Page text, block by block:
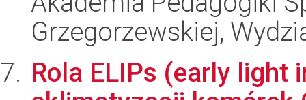
Grzegorzewskiej,
Rola ELIPs (early light